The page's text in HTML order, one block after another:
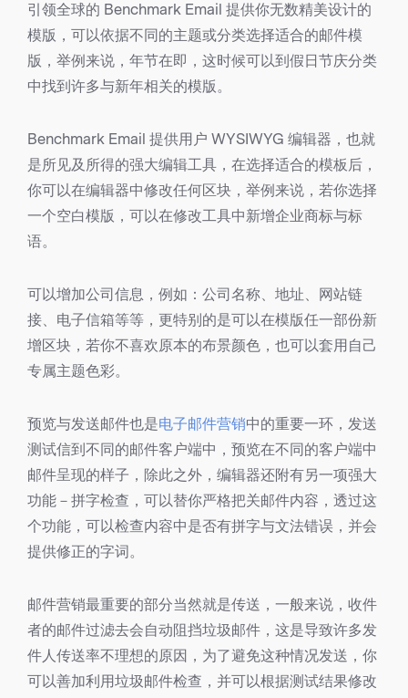
引领全球的 Benchmark Email 提供你无数精美设计的
模版，可以依据不同的主题或分类选择适合的邮件模
版，举例来说，年节在即，这时候可以到假日节庆分类
中找到许多与新年相关的模版。
Benchmark Email 提供用户 WYSIWYG 编辑器，也就
是所见及所得的强大编辑工具，在选择适合的模板后，
你可以在编辑器中修改任何区块，举例来说，若你选择
一个空白模版，可以在修改工具中新增企业商标与标
语。
可以增加公司信息，例如：公司名称、地址、网站链
接、电子信箱等等，更特别的是可以在模版任一部份新
增区块，若你不喜欢原本的布景颜色，也可以套用自己
专属主题色彩。
预览与发送邮件也是电子邮件营销中的重要一环，发送
测试信到不同的邮件客户端中，预览在不同的客户端中
邮件呈现的样子，除此之外，编辑器还附有另一项强大
功能－拼字检查，可以替你严格把关邮件内容，透过这
个功能，可以检查内容中是否有拼字与文法错误，并会
提供修正的字词。
邮件营销最重要的部分当然就是传送，一般来说，收件
者的邮件过滤去会自动阻挡垃圾邮件，这是导致许多发
件人传送率不理想的原因，为了避免这种情况发送，你
可以善加利用垃圾邮件检查，并可以根据测试结果修改